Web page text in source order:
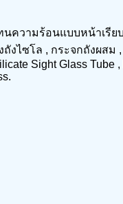
ความร้อนแบบหน้าเรี
ไซโล , กระจกถังผสม
Sight Glass